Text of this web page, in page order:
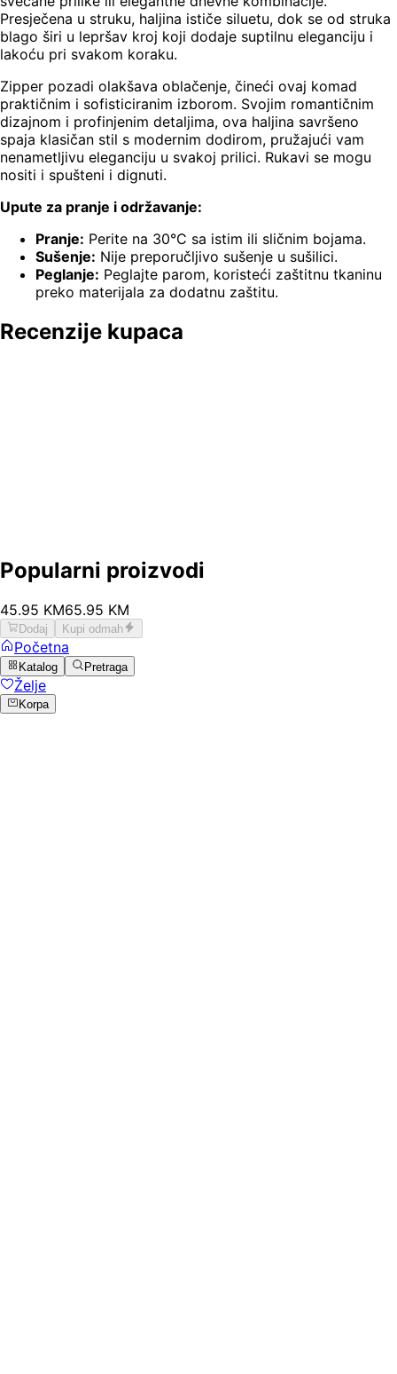
Presječena u struku, haljina ističe siluetu, dok se od struka
blago širi u lepršav kroj koji dodaje suptilnu eleganciju i
lakoću pri svakom koraku.
Zipper pozadi olakšava oblačenje, čineći ovaj komad
praktičnim i sofisticiranim izborom. Svojim romantičnim
dizajnom i profinjenim detaljima, ova haljina savršeno
spaja klasičan stil s modernim dodirom, pružajući vam
nenametljivu eleganciju u svakoj prilici. Rukavi se mogu
nositi i spušteni i dignuti.
Upute za pranje i održavanje:
Pranje: Perite na 30°C sa istim ili sličnim bojama.
Sušenje: Nije preporučljivo sušenje u sušilici.
Peglanje: Peglajte parom, koristeći zaštitnu tkaninu
preko materijala za dodatnu zaštitu.
Recenzije kupaca
Popularni proizvodi
45.95 KM65.95 KM
Dodaj Kupi odmah
Početna
Katalog Pretraga
Želje
Korpa